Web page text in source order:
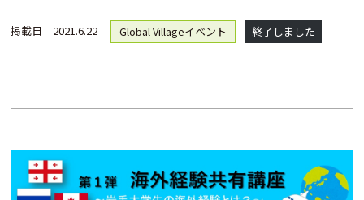
掲載日 2021.6.22 Global Villageイベント 終了しました